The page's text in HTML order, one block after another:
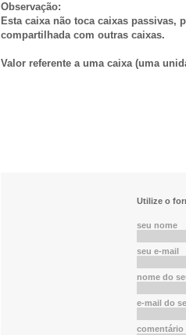
Observação:
Esta caixa não toca caixas passivas,
compartilhada com outras caixas.
Valor referente a uma caixa (uma